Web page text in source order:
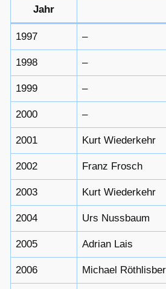
Jahr
1997 –
1998 –
1999 –
2000 –
2001 Kurt Wiederkehr
2002 Franz Frosch
2003 Kurt Wiederkehr
2004 Urs Nussbaum
2005 Adrian Lais
2006 Michael